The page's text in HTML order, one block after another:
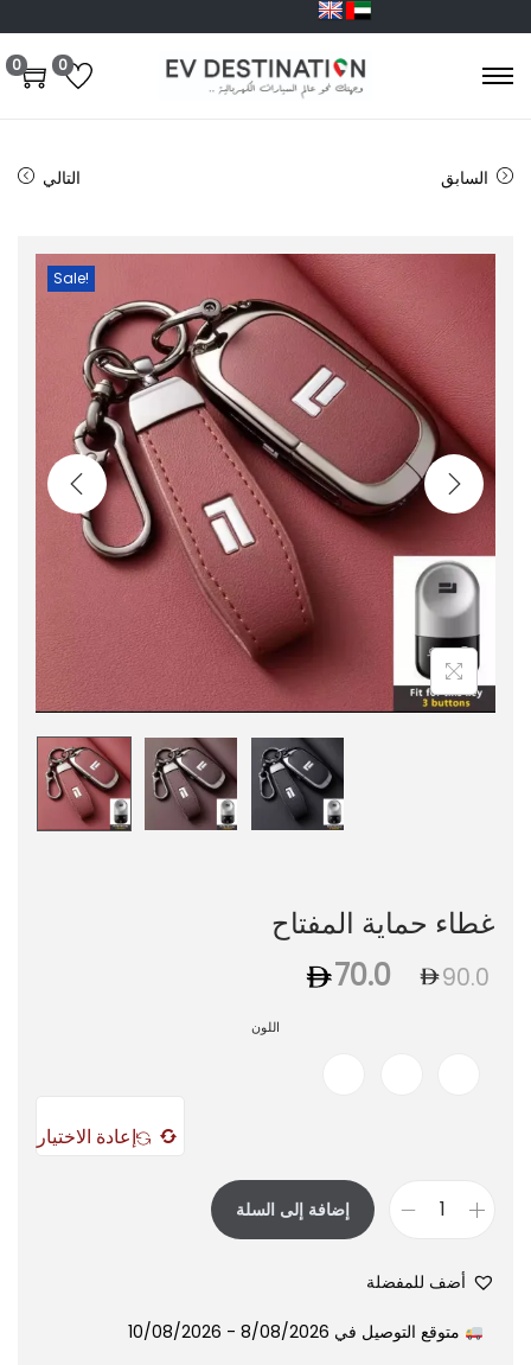
0
0
السابق التالي
Sale!
غطاء حماية المفتاح
90.0
70.0
اللون
إعادة الاختيار
إضافة إلى السلة
أضف للمفضلة
متوقع التوصيل في 8/08/2026 - 10/08/2026